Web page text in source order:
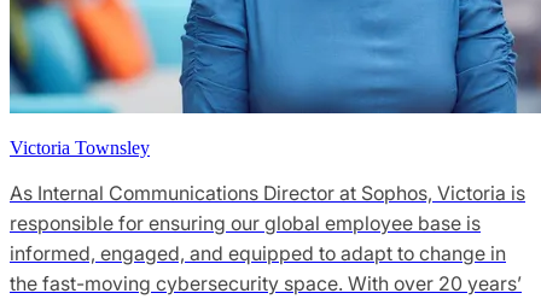
Victoria Townsley
As Internal Communications Director at Sophos, Victoria is
responsible for ensuring our global employee base is
informed, engaged, and equipped to adapt to change in
the fast-moving cybersecurity space. With over 20 years’